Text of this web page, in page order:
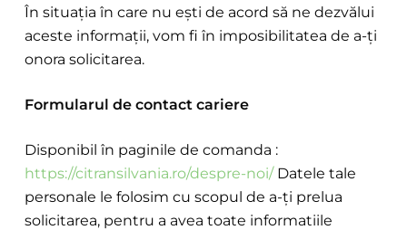
În situația în care nu ești de acord să ne dezvălui
aceste informații, vom fi în imposibilitatea de a-ți
onora solicitarea.
Formularul de contact cariere
Disponibil în paginile de comanda :
https://citransilvania.ro/despre-noi/Datele tale
personale le folosim cu scopul de a-ți prelua
solicitarea, pentru a avea toate informatiile